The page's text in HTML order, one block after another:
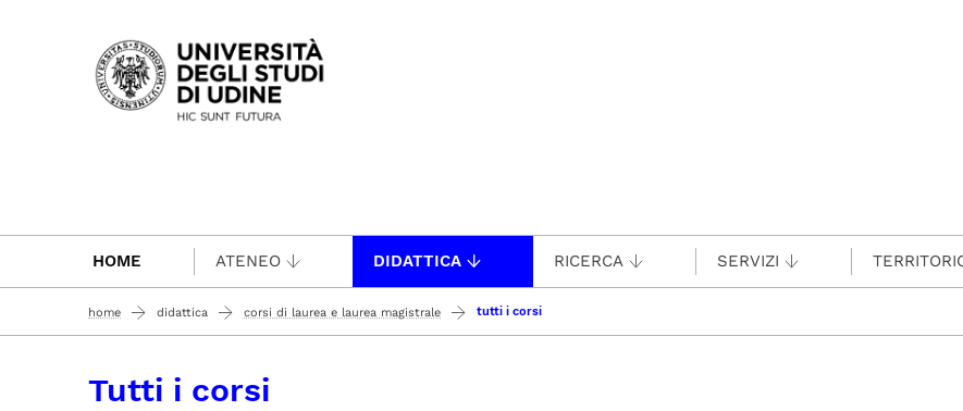
Passa al contenuto principale
HOME ATENEO DIDATTICA RICERCA SERVIZI
home didattica corsi di laurea e laurea magistrale tutti i corsi
Tutti i corsi